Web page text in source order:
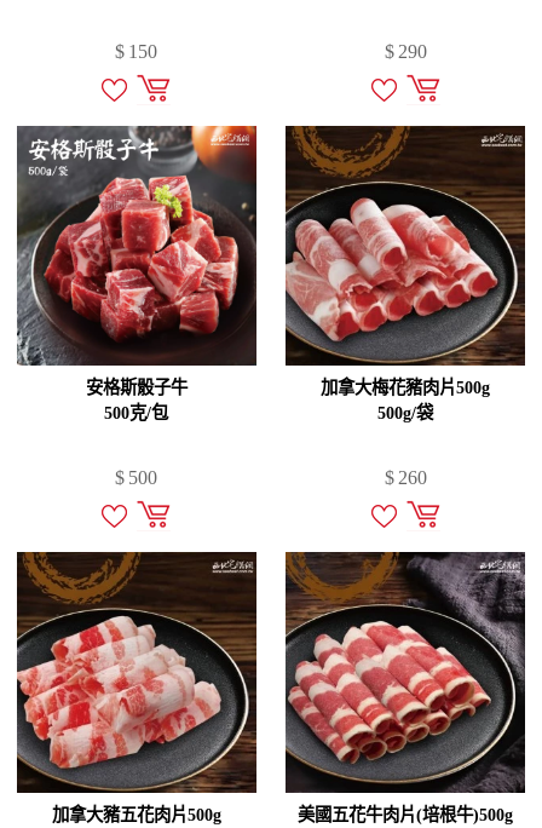
$ 150 $ 290
安格斯骰子牛
500克/包
$ 500
加拿大梅花豬肉片500g
500g/袋
$ 260
加拿大豬五花肉片500g
美國五花牛肉片(培根牛)500g